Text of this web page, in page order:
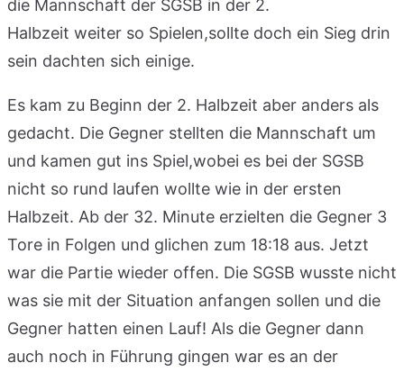
die Mannschaft der SGSB in der 2.
Halbzeit weiter so Spielen,sollte doch ein Sieg drin
sein dachten sich einige.
Es kam zu Beginn der 2. Halbzeit aber anders als
gedacht. Die Gegner stellten die Mannschaft um
und kamen gut ins Spiel,wobei es bei der SGSB
nicht so rund laufen wollte wie in der ersten
Halbzeit. Ab der 32. Minute erzielten die Gegner 3
Tore in Folgen und glichen zum 18:18 aus. Jetzt
war die Partie wieder offen. Die SGSB wusste nicht
was sie mit der Situation anfangen sollen und die
Gegner hatten einen Lauf! Als die Gegner dann
auch noch in Führung gingen war es an der